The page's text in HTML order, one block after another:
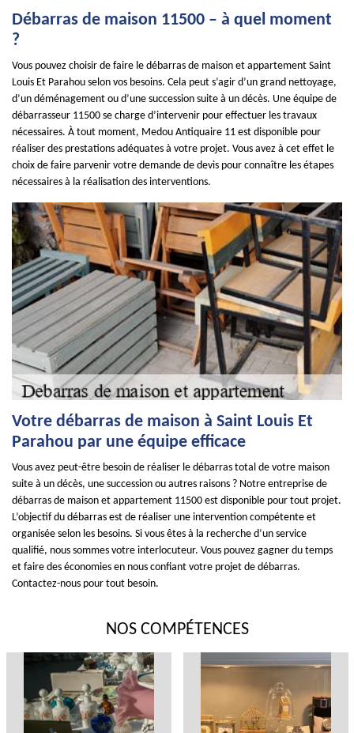
Débarras de maison 11500 – à quel moment
?
Vous pouvez choisir de faire le débarras de maison et appartement Saint
Louis Et Parahou selon vos besoins. Cela peut s’agir d’un grand nettoyage,
d’un déménagement ou d’une succession suite à un décès. Une équipe de
débarrasseur 11500 se charge d’intervenir pour effectuer les travaux
nécessaires. À tout moment, Medou Antiquaire 11 est disponible pour
réaliser des prestations adéquates à votre projet. Vous avez à cet effet le
choix de faire parvenir votre demande de devis pour connaître les étapes
nécessaires à la réalisation des interventions.
Votre débarras de maison à Saint Louis Et
Parahou par une équipe efficace
Vous avez peut-être besoin de réaliser le débarras total de votre maison
suite à un décès, une succession ou autres raisons ? Notre entreprise de
débarras de maison et appartement 11500 est disponible pour tout projet.
L’objectif du débarras est de réaliser une intervention compétente et
organisée selon les besoins. Si vous êtes à la recherche d’un service
qualifié, nous sommes votre interlocuteur. Vous pouvez gagner du temps
et faire des économies en nous confiant votre projet de débarras.
Contactez-nous pour tout besoin.
NOS COMPÉTENCES